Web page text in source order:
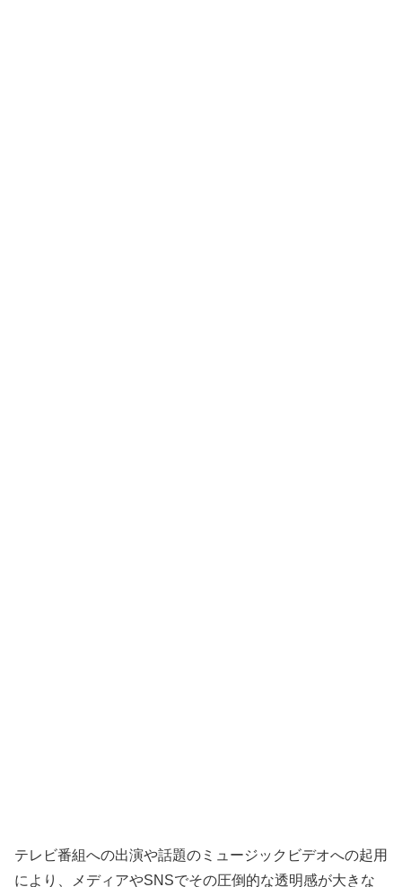
テレビ番組への出演や話題のミュージックビデオへの起用
により、メディアやSNSでその圧倒的な透明感が大きな